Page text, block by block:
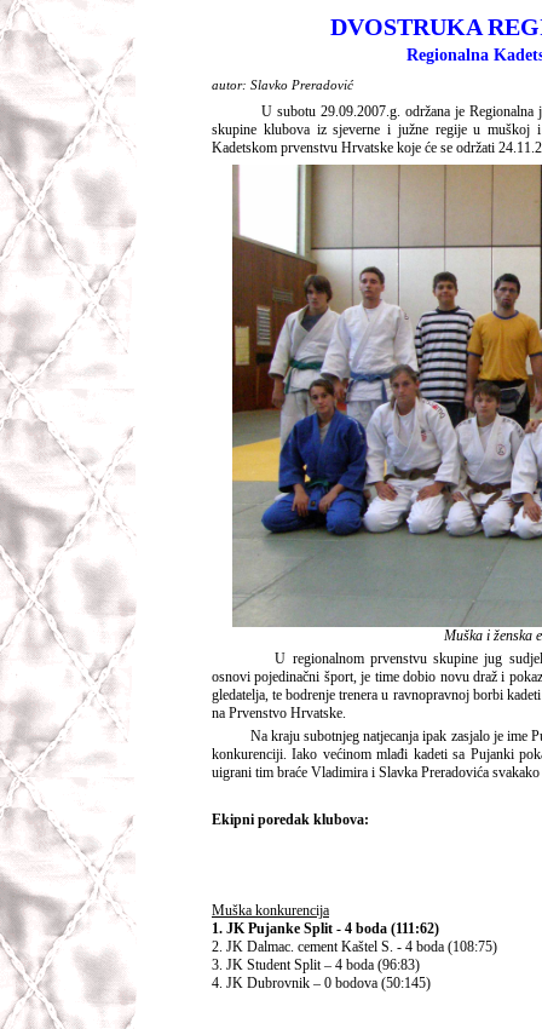
DVOSTRUKA
Regionalna
autor: Slavko Preradović
U subotu 29.09.2007.g. održana je Regionalna
skupine klubova iz sjeverne i južne regije u
Kadetskom prvenstvu Hrvatske koje će se održati
Muška i ženska
U regionalnom prvenstvu skupine jug
osnovi pojedinačni šport, je time dobio novu draž i
gledatelja, te bodrenje trenera u ravnopravnoj borbi
na Prvenstvo Hrvatske.
Na kraju subotnjeg natjecanja ipak zasjalo je ime
konkurenciji. Iako većinom mlađi kadeti sa Pujanki
uigrani tim braće Vladimira i Slavka Preradovića
Ekipni poredak klubova:
Muška konkurencija
1. JK Pujanke Split - 4 boda (111:62)
2. JK Dalmac. cement Kaštel S. - 4 boda (108:75)
3. JK Student Split – 4 boda (96:83)
4. JK Dubrovnik – 0 bodova (50:145)